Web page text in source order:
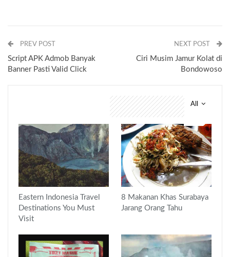
PREV POST
Script APK Admob Banyak
Banner Pasti Valid Click
NEXT POST
Ciri Musim Jamur Kolat di
Bondowoso
All
Eastern Indonesia Travel
Destinations You Must
Visit
8 Makanan Khas Surabaya
Jarang Orang Tahu